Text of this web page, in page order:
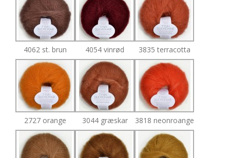
4062 st. brun 4054 vinrød 3835 terracotta
2727 orange 3044 græskar 3818 neonroange